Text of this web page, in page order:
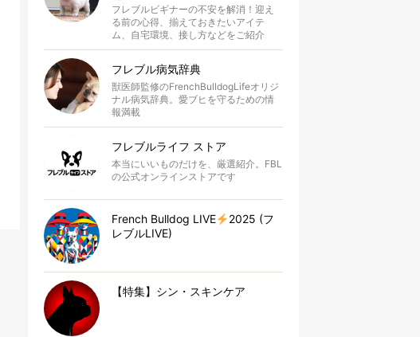
フレブルビギナーの不安を解消！迎え
る前の心得、揃えておきたいアイテ
ム、自宅環境、接し方などをご紹介
フレブル病気辞典
獣医師監修のFrenchBulldogLifeオリジ
ナル病気辞典。愛ブヒを守るための情
報満載
フレブルライフ ストア
本当にいいものだけを、厳選紹介。FBL
の公式オンラインストアです
French Bulldog LIVE
2025 (フ
レブルLIVE)
【特集】シン・スキンケア